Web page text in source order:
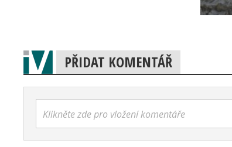
PŘIDAT KOMENTÁŘ
Klikněte zde pro vložení komentáře